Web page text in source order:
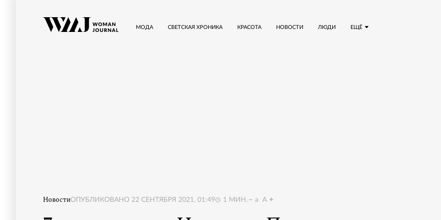
ЕЩЁ
МОДА СВЕТСКАЯ ХРОНИКА КРАСОТА НОВОСТИ ЛЮДИ
НовостиОПУБЛИКОВАНО 22 СЕНТЯБРЯ 2021, 01:49 1 МИН. a A